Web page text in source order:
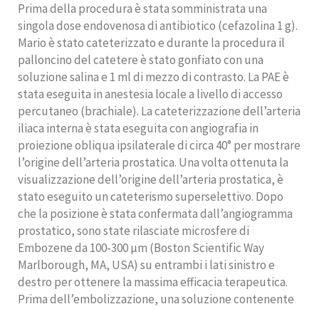
Prima della procedura è stata somministrata una
singola dose endovenosa di antibiotico (cefazolina 1 g).
Mario è stato cateterizzato e durante la procedura il
palloncino del catetere è stato gonfiato con una
soluzione salina e 1 ml di mezzo di contrasto. La PAE è
stata eseguita in anestesia locale a livello di accesso
percutaneo (brachiale). La cateterizzazione dell’arteria
iliaca interna è stata eseguita con angiografia in
proiezione obliqua ipsilaterale di circa 40° per mostrare
l’origine dell’arteria prostatica. Una volta ottenuta la
visualizzazione dell’origine dell’arteria prostatica, è
stato eseguito un cateterismo superselettivo. Dopo
che la posizione è stata confermata dall’angiogramma
prostatico, sono state rilasciate microsfere di
Embozene da 100-300 μm (Boston Scientific Way
Marlborough, MA, USA) su entrambi i lati sinistro e
destro per ottenere la massima efficacia terapeutica.
Prima dell’embolizzazione, una soluzione contenente